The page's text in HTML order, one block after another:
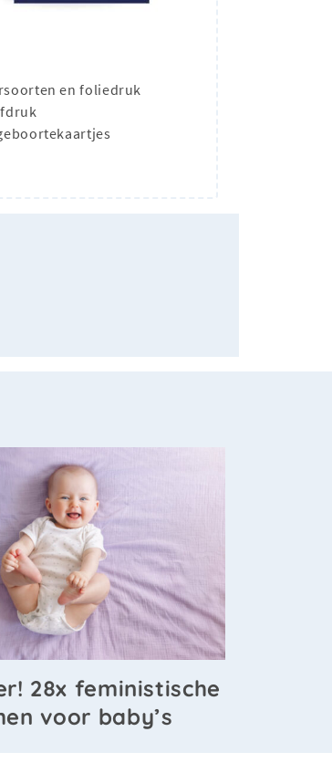
en foliedruk
28x feministische
voor baby’s